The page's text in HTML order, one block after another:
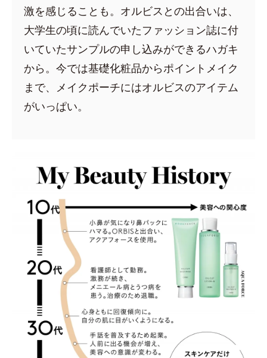
激を感じることも。オルビスとの出合いは、
大学生の頃に読んでいたファッション誌に付
いていたサンプルの申し込みができるハガキ
から。今では基礎化粧品からポイントメイク
まで、メイクポーチにはオルビスのアイテム
がいっぱい。